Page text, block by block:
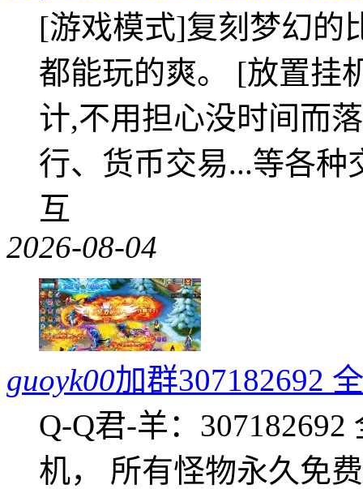
[游戏模式]复刻梦幻的
都能玩的爽。 [放置挂
计,不用担心没时间而
行、货币交易...等各
互
2026-08-04
guoyk00加群307182692
Q-Q君-羊：
机， 所有怪物永久免